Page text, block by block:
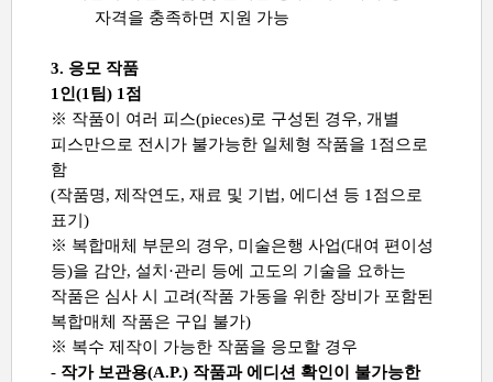
자격을 충족하면 지원 가능
3. 응모 작품
1 인(1 팀) 1 점
※ 작품이 여러 피스(pieces)로 구성된 경우, 개별
피스만으로 전시가 불가능한 일체형 작품을 1 점으로
함
(작품명, 제작연도, 재료 및 기법, 에디션 등 1점으로
표기 )
※ 복합매체 부문의 경우, 미술은행 사업(대여 편이성
등)을 감안, 설치 ·관리 등에 고도의 기술을 요하는
작품은 심사 시 고려(작품 가동을 위한 장비가 포함된
복합매체 작품은 구입 불가)
※ 복수 제작이 가능한 작품을 응모할 경우
- 작가 보관용(A.P.) 작품과 에디션 확인이 불가능한